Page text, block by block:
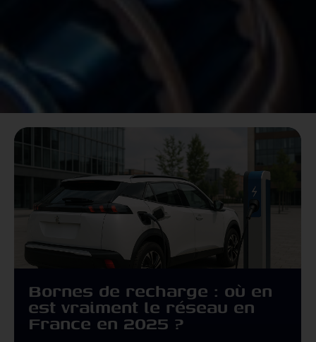
Bornes de recharge : où en
est vraiment le réseau en
France en 2025 ?